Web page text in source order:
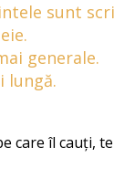
sunt
generale.
lungă.
care îl cauți,